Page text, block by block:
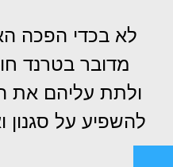
לא בכדי הפכה
מדובר בטרנד
ולתת עליהם את
להשפיע על